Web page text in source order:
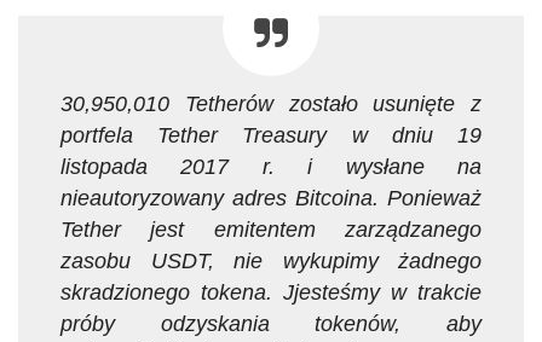
30,950,010 Tetherów zostało usunięte z
portfela Tether Treasury w dniu 19
listopada 2017 r. i wysłane na
nieautoryzowany adres Bitcoina. Ponieważ
Tether jest emitentem zarządzanego
zasobu USDT, nie wykupimy żadnego
skradzionego tokena. Jjesteśmy w trakcie
próby odzyskania tokenów, aby